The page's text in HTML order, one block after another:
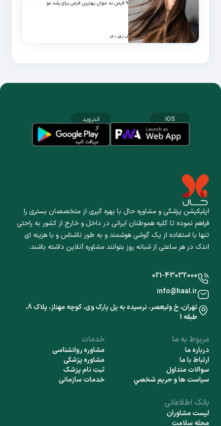
۹ قرص به عنوان بهترین قرص برای رشد مو
۰۱ / ۰۵ / ۰۲
اپلیکیشن پزشکی و مشاوره حال با بهره گیری از متخصصان بستری را
فراهم نموده تا کلیه هموطنان ایرانی در داخل و خارج از کشور به راحتی
تنها با استفاده از یک گوشی هوشمند و به طور ناشناس و با هزینه ای
اندک در هر ساعتی از شبانه روز بتوانند مشاوره آنلاین داشته باشند.
IOS اندروید
مربوط به ما
درباره ما
ارتباط با ما
سوالات متداول
سياست ها و حريم شخصي
خدمات
مشاوره روانشناسی
مشاوره پزشکی
ثبت نام پزشک
خدمات سازمانی
بانک اطلاعاتی
لیست مشاوران
مجله سلامت
021-43032000
info@haal.ir
تهران، خ ولیعصر، نرسیده به پل پارک وی، کوچه مهناز، پلاک 8،
طبقه 1